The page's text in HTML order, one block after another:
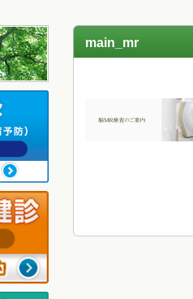
main_mr